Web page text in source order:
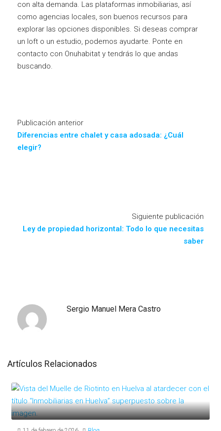
con alta demanda. Las plataformas inmobiliarias, así
como agencias locales, son buenos recursos para
explorar las opciones disponibles. Si deseas comprar
un loft o un estudio, podemos ayudarte. Ponte en
contacto con Onuhabitat y tendrás lo que andas
buscando.
Publicación anterior
Diferencias entre chalet y casa adosada: ¿Cuál
elegir?
Siguiente publicación
Ley de propiedad horizontal: Todo lo que necesitas
saber
Sergio Manuel Mera Castro
Artículos Relacionados